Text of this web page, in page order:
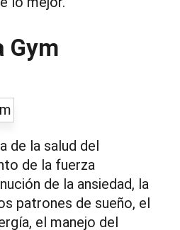
Gym
de la salud del
de la fuerza
de la ansiedad, la
patrones de sueño, el
el manejo del